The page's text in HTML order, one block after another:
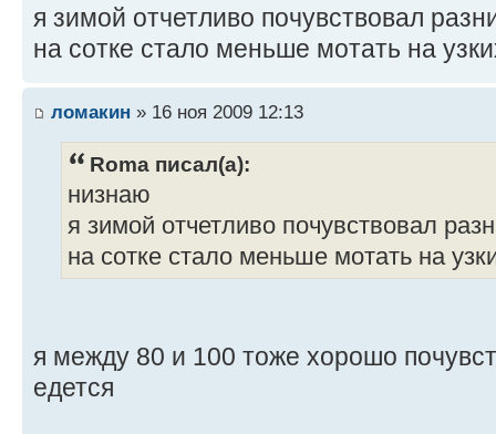
я зимой отчетливо почувствовал
на сотке стало меньше мотать на
ломакин » 16 ноя 2009 12:13
Roma писал(а):
низнаю
я зимой отчетливо почувствовал
на сотке стало меньше мотать на
я между 80 и 100 тоже хорошо
едется